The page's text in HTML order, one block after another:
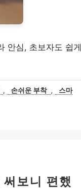
안심, 초보자도 쉽게
, 손쉬운 부착 ,
스마
보니 편했